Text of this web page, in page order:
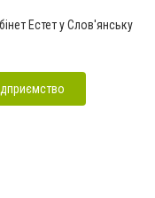
Естет у Слов'янську